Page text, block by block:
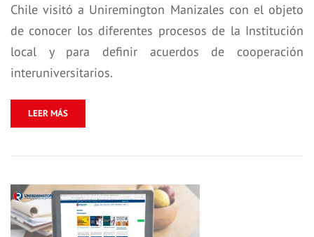
Chile visitó a Uniremington Manizales con el objeto
de conocer los diferentes procesos de la Institución
local y para definir acuerdos de cooperación
interuniversitarios.
LEER MÁS